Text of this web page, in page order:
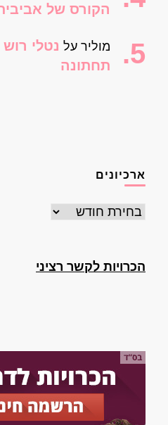
הקורס של
מוליר על נטלי
תחתונה
ארכיונים
ארכיונים
הכרויות לקשר רציני